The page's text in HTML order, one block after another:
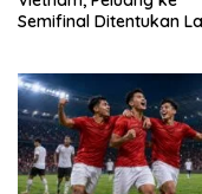
Semifinal Ditentukan